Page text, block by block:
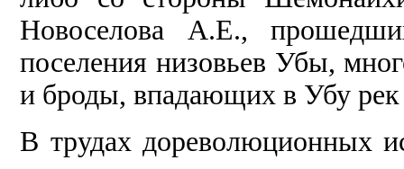
Новоселова А.Е.,
поселения низовьев Убы,
и броды, впадающих в Убу рек
В трудах дореволюционных